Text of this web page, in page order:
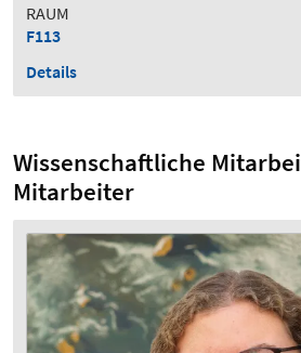
RAUM
F113
Details
Wissenschaftliche
Mitarbeiter